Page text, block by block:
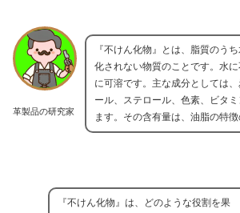
革製品の研究家
『不けん化物』とは、脂質のう
化されない物質のことです。水
に可溶です。主な成分としては
ール、ステロール、色素、ビタ
ます。その含有量は、油脂の特徴
『不けん化物』は、どのような役割を果